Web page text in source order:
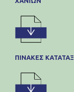
ΠΊΝΑΚΕΣ